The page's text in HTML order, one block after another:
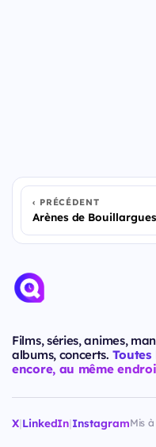
PRÉCÉDENT
Arènes de Bouillargues
Films, séries, animes,
albums, concerts.
encore, au même
X|LinkedIn|InstagramMis